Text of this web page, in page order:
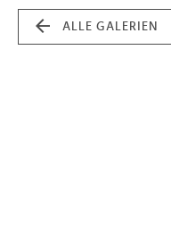
ALLE GALERIEN